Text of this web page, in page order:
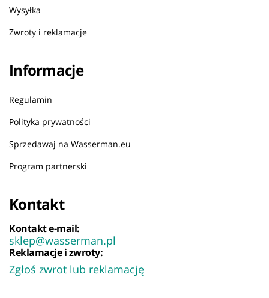
Wysyłka
Zwroty i reklamacje
Informacje
Regulamin
Polityka prywatności
Sprzedawaj na Wasserman.eu
Program partnerski
Kontakt
Kontakt e-mail:
sklep@wasserman.pl
Reklamacje i zwroty:
Zgłoś zwrot lub reklamację